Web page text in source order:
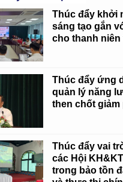
Thúc đẩy khởi
sáng tạo gắn
cho thanh
Thúc đẩy ứng
quản lý năng
then chốt giảm
Thúc đẩy vai
các Hội
trong bảo tồn